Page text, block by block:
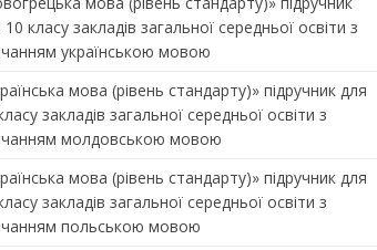
класу закладів загальної середньої освіти з
українською мовою
мова (рівень стандарту)» підручник для
закладів загальної середньої освіти з
молдовською мовою
мова (рівень стандарту)» підручник для
закладів загальної середньої освіти з
польською мовою